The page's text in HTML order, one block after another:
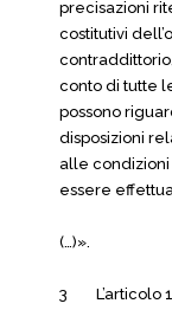
precisazioni
costitutivi
conto di tutte
possono
disposizioni
alle
essere
(…)».
3 L’articolo